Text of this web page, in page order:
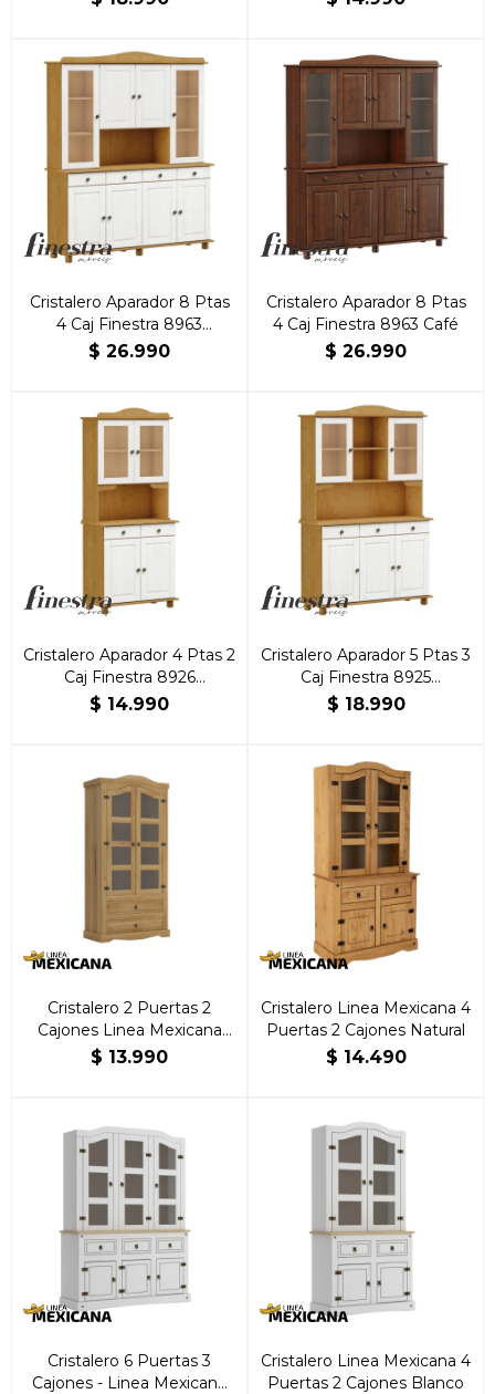
Cristalero Aparador 8 Ptas
4 Caj Finestra 8963
Robre/Blanco
$ 26.990
Cristalero Aparador 8 Ptas
4 Caj Finestra 8963 Café
$ 26.990
Cristalero Aparador 4 Ptas 2
Caj Finestra 8926
Roble/Blanco
$ 14.990
Cristalero Aparador 5 Ptas 3
Caj Finestra 8925
Roble/Blanco
$ 18.990
Cristalero 2 Puertas 2
Cajones Linea Mexicana
Natural
$ 13.990
Cristalero Linea Mexicana 4
Puertas 2 Cajones Natural
$ 14.490
Cristalero 6 Puertas 3
Cajones - Linea Mexicana
Cristalero Linea Mexicana 4
Puertas 2 Cajones Blanco